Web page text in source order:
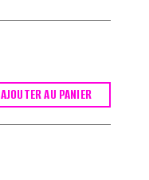
AJOUTER AU PANIER